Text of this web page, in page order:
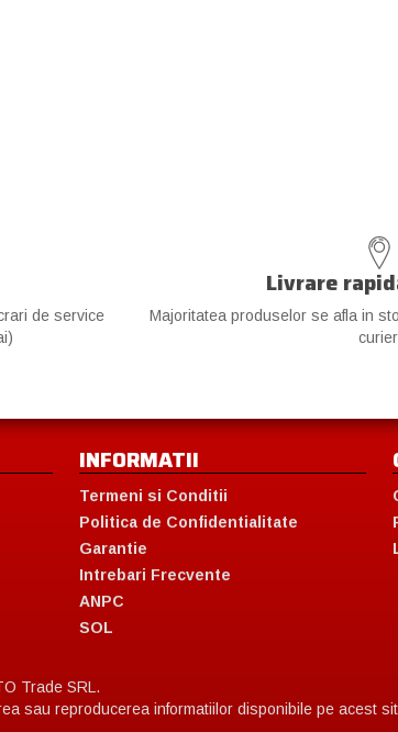
de service
Livrare
Majoritatea produselor se afla in
INFORMATII
Termeni si Conditii
Politica de Confidentialitate
Garantie
Intrebari Frecvente
ANPC
SOL
Trade SRL.
sau reproducerea informatiilor disponibile pe acest